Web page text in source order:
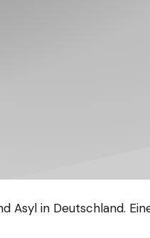
in Deutschland.